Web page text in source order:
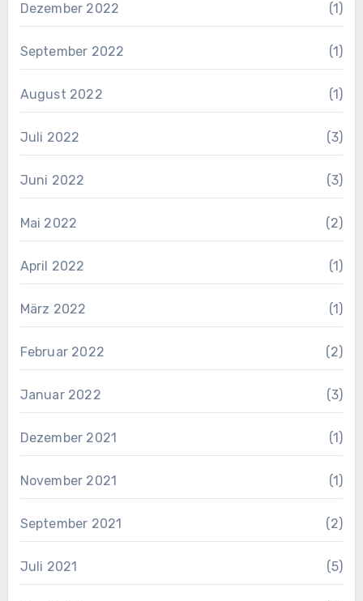
Dezember 2022 (1)
September 2022 (1)
August 2022 (1)
Juli 2022 (3)
Juni 2022 (3)
Mai 2022 (2)
April 2022 (1)
März 2022 (1)
Februar 2022 (2)
Januar 2022 (3)
Dezember 2021 (1)
November 2021 (1)
September 2021 (2)
Juli 2021 (5)